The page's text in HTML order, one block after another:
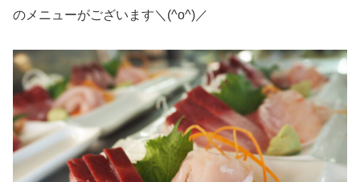
のメニューがございます＼(^o^)／